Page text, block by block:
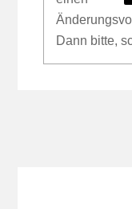
Dann bitte,